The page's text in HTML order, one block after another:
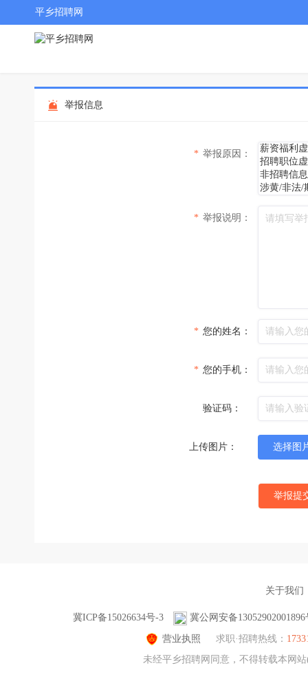
平乡招聘网
举报信息
* 举报原因：
* 举报说明：
* 您的姓名：
* 您的手机：
验证码：
上传图片： 选择图
举报提
关于我们
冀ICP备15026634号-3 冀公网安备13052902001896
营业执照 求职·招聘热线：
未经平乡招聘网同意，不得转载本网